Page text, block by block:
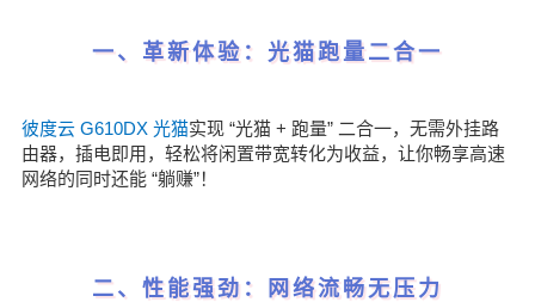
一、革新体验：光猫跑量二合一
彼度云 G610DX 光猫实现 “光猫 + 跑量” 二合一，无需外挂路
由器，插电即用，轻松将闲置带宽转化为收益，让你畅享高速
网络的同时还能 “躺赚”！
二、性能强劲：网络流畅无压力